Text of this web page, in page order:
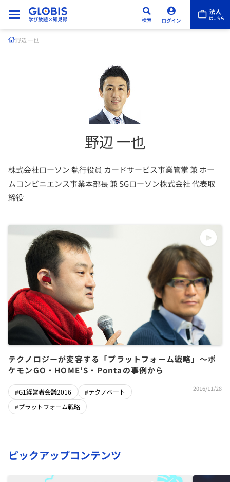
野辺 一也
野辺 一也
株式会社ローソン 執行役員 カードサービス事業管掌 兼 ホー
ムコンビニエンス事業本部長 兼 SGローソン株式会社 代表取
締役
テクノロジーが変容する「プラットフォーム戦略」～ポ
ケモンGO・HOME’S・Pontaの事例から
#G1経営者会議2016
#テクノベート
#プラットフォーム戦略
2016/11/28
ピックアップコンテンツ